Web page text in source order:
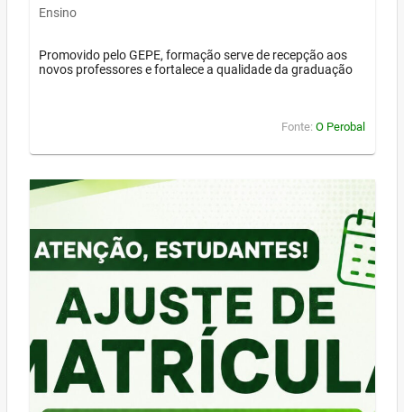
Ensino
Promovido pelo GEPE, formação serve de recepção aos
novos professores e fortalece a qualidade da graduação
Fonte: O Perobal